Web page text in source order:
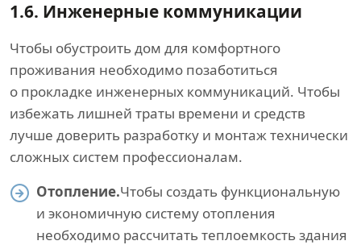
1.6. Инженерные коммуникации
Чтобы обустроить дом для комфортного
проживания необходимо позаботиться
о прокладке инженерных коммуникаций. Чтобы
избежать лишней траты времени и средств
лучше доверить разработку и монтаж технически
сложных систем профессионалам.
Отопление.Чтобы создать функциональную
и экономичную систему отопления
необходимо рассчитать теплоемкость здания